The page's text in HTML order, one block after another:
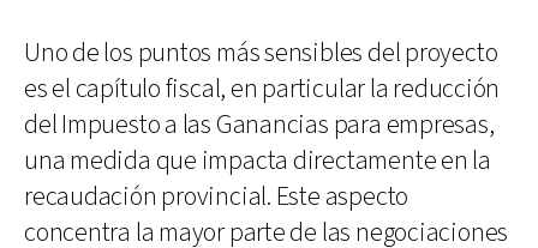
Uno de los puntos más sensibles del proyecto
es el capítulo fiscal, en particular la reducción
del Impuesto a las Ganancias para empresas,
una medida que impacta directamente en la
recaudación provincial. Este aspecto
concentra la mayor parte de las negociaciones